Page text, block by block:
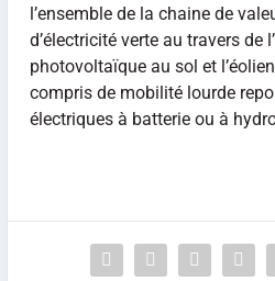
l’ensemble de la chaine de
d’électricité verte au travers de
photovoltaïque au sol et
compris de mobilité lourde
électriques à batterie ou à